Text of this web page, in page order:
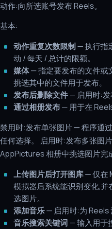
动作:向所选账号发布 Reels。
基本:
动作重复次数限制— 执行指
动 / 每天 / 总计的限额。
媒体— 指定要发布的文件或
挑选其中的文件用于发布。
发布后删除文件— 启用时:发
通过相册发布— 用于在
禁用时:发布单张图片 — 程序通
任何选择。 启用时:发布多张图
AppPictures 相册中挑选图片完
上传图片后打开图库— 仅在
模拟器后系统能识别变化,
选图片。
添加音乐— 启用时:为 Reels
音乐搜索关键词 — 输入用于